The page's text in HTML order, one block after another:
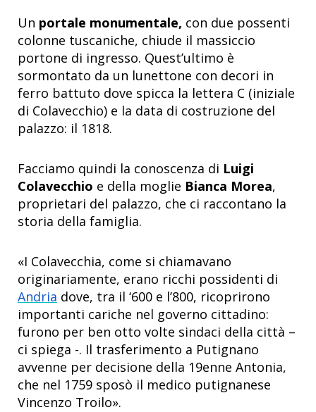
Un portale monumentale, con due possenti
colonne tuscaniche, chiude il massiccio
portone di ingresso. Quest’ultimo è
sormontato da un lunettone con decori in
ferro battuto dove spicca la lettera C (iniziale
di Colavecchio) e la data di costruzione del
palazzo: il 1818.
Facciamo quindi la conoscenza di Luigi
Colavecchio e della moglie Bianca Morea,
proprietari del palazzo, che ci raccontano la
storia della famiglia.
«I Colavecchia, come si chiamavano
originariamente, erano ricchi possidenti di
Andria dove, tra il ‘600 e l’800, ricoprirono
importanti cariche nel governo cittadino:
furono per ben otto volte sindaci della città –
ci spiega -. Il trasferimento a Putignano
avvenne per decisione della 19enne Antonia,
che nel 1759 sposò il medico putignanese
Vincenzo Troilo».